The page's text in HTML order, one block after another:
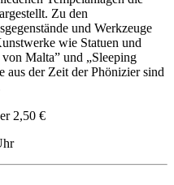
Zu den
und Werkzeuge
wie Statuen und
Malta” und „Sleeping
aus der Zeit der Phönizier sind
2,50 €